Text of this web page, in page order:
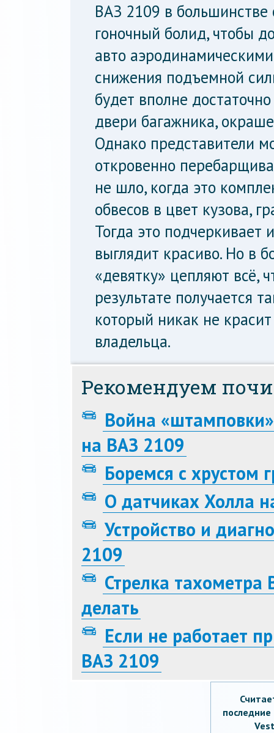
ВАЗ 2109 в большинстве
гоночный болид, чтобы
авто
снижения подъемной
будет вполне
двери багажника,
Однако представители
откровенно
не шло, когда это
обвесов в цвет кузова,
Тогда это подчеркивает
выглядит красиво. Но в
«девятку» цепляют всё,
результате получается
который никак не
владельца.
Рекомендуем
Война
на ВАЗ 2109
Боремся с хрустом
О датчиках Холла
Устройство и
2109
Стрелка
делать
Если не работает
ВАЗ 2109